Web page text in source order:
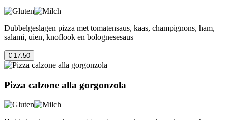
Dubbelgeslagen pizza met tomatensaus, kaas, champignons, ham,
salami, uien, knoflook en bolognesesaus
€ 17.50
Pizza calzone alla gorgonzola